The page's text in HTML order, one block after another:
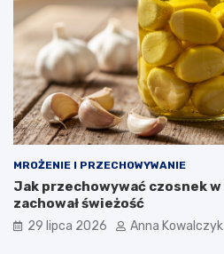
MROŻENIE I PRZECHOWYWANIE
Jak przechowywać czosnek w
zachował świeżość
29 lipca 2026 Anna Kowalczyk